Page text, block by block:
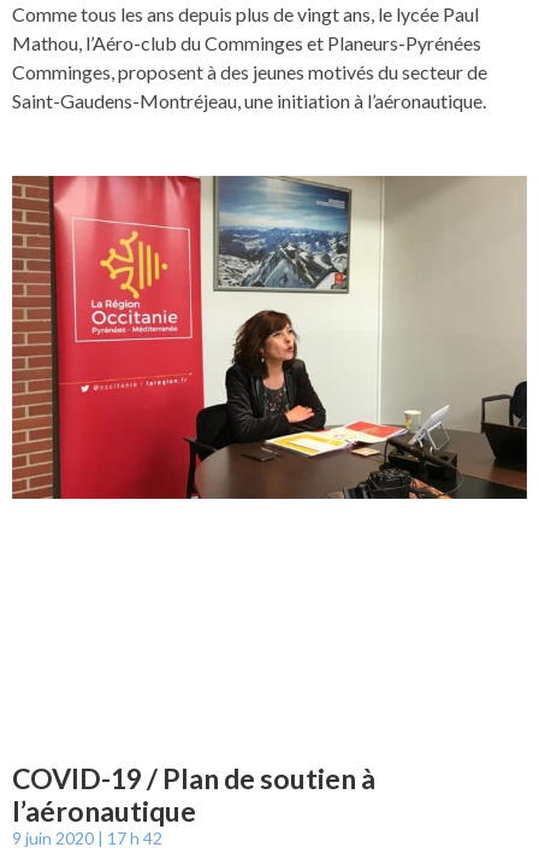
Comme tous les ans depuis plus de vingt ans, le lycée Paul
Mathou, l’Aéro-club du Comminges et Planeurs-Pyrénées
Comminges, proposent à des jeunes motivés du secteur de
Saint-Gaudens-Montréjeau, une initiation à l’aéronautique.
COVID-19 / Plan de soutien à
l’aéronautique
9 juin 2020 17 h 42